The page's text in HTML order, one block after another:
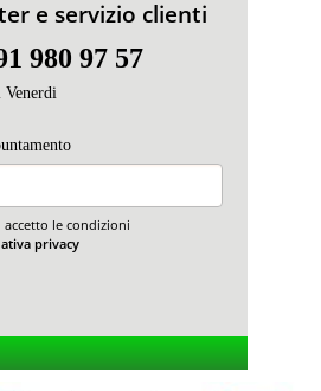
e servizio clienti
980 97 57
accetto le condizioni
privacy